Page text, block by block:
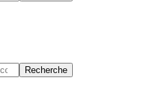
Recherche